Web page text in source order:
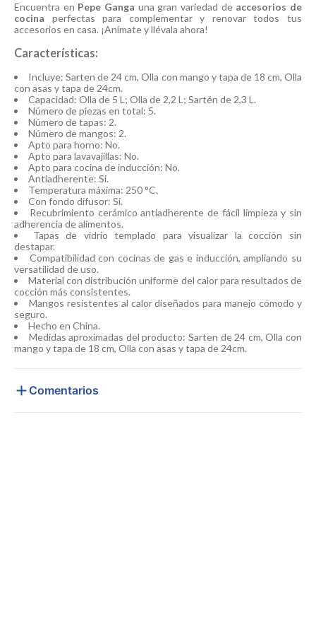
Encuentra en Pepe Ganga una gran variedad de accesorios de
cocina perfectas para complementar y renovar todos tus
accesorios en casa. ¡Anímate y llévala ahora!
Características:
Incluye: Sarten de 24 cm, Olla con mango y tapa de 18 cm, Olla
con asas y tapa de 24cm.
Capacidad: Olla de 5 L; Olla de 2,2 L; Sartén de 2,3 L.
Número de piezas en total: 5.
Número de tapas: 2.
Número de mangos: 2.
Apto para horno: No.
Apto para lavavajillas: No.
Apto para cocina de inducción: No.
Antiadherente: Si.
Temperatura máxima: 250 °C.
Con fondo difusor: Si.
Recubrimiento cerámico antiadherente de fácil limpieza y sin
adherencia de alimentos.
Tapas de vidrio templado para visualizar la cocción sin
destapar.
Compatibilidad con cocinas de gas e inducción, ampliando su
versatilidad de uso.
Material con distribución uniforme del calor para resultados de
cocción más consistentes.
Mangos resistentes al calor diseñados para manejo cómodo y
seguro.
Hecho en China.
Medidas aproximadas del producto: Sarten de 24 cm, Olla con
mango y tapa de 18 cm, Olla con asas y tapa de 24cm.
Comentarios